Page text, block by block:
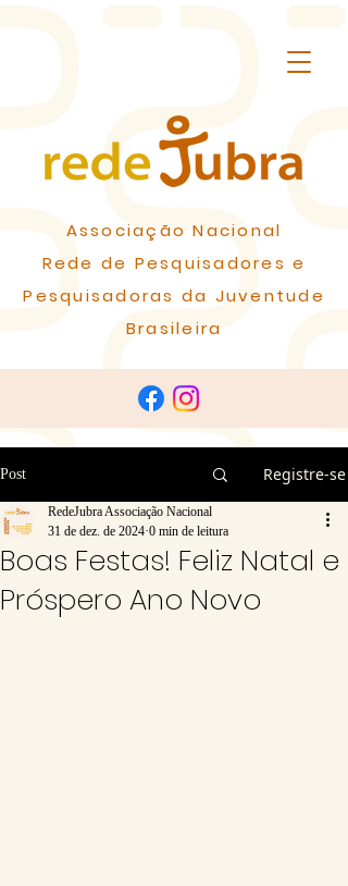
Associação Nacional
Rede de Pesquisadores e
Pesquisadoras da Juventude
Brasileira
Post Registre-se
Boas Festas! Feliz Natal e
Próspero Ano Novo
RedeJubra Associação Nacional
31 de dez. de 2024 0 min de leitura